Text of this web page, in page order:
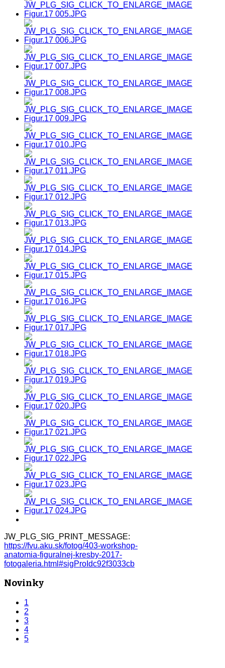
JW_PLG_SIG_PRINT_MESSAGE:
https://fvu.aku.sk/fotog/403-workshop-
anatomia-figuralnej-kresby-2017-
fotogaleria.html#sigProIdc92f3033cb
Novinky
1
2
3
4
5